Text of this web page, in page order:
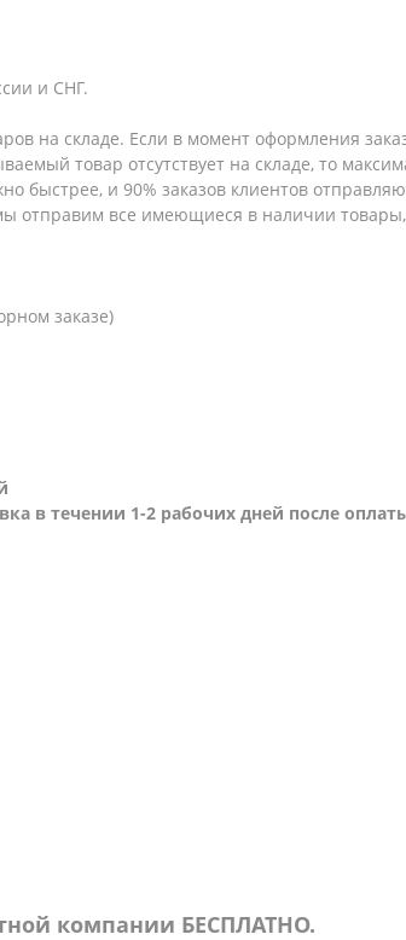
и СНГ.
на складе. Если в момент оформления
товар отсутствует на складе, то
быстрее, и 90% заказов клиентов
отправим все имеющиеся в наличии
заказе)
в течении 1-2 рабочих дней после
компании БЕСПЛАТНО.